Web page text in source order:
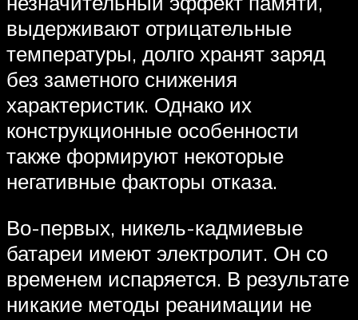
выдерживают отрицательные
температуры, долго хранят заряд
без заметного снижения
характеристик. Однако их
конструкционные особенности
также формируют некоторые
негативные факторы отказа.
Во-первых, никель-кадмиевые
батареи имеют электролит. Он со
временем испаряется. В результате
никакие методы реанимации не